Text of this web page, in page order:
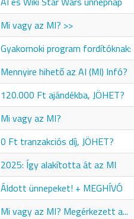
Mi vagy az MI? >>
Gyakornoki program fordítóknak:
Mennyire hihető az AI (MI) Infó?
120.000 Ft ajándékba, JÖHET?
Mi vagy az MI?
0 Ft tranzakciós díj, JÖHET?
2025: Így alakította át az MI
Áldott ünnepeket! + MEGHÍVÓ
Mi vagy az MI? Megérkezett a...